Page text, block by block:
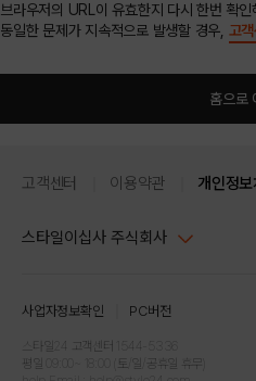
브라우저의 URL이 유효한지 다시 한번 확
동일한 문제가 지속적으로 발생할 경우, 고객
홈으로
고객센터 이용약관 개인정
스타일이십사 주식회사
주소 : 서울시 강남구 논현로 633, 6층 (논현동, 한
사업자등록번호 : 116-81-32499
통신판매업신고번호 : 제 2024-서울강남-04239
사업자정보확인 PC버전
스타일24 고객센터 1544-5336
평일 09:00~ 18:00 (토/일/공휴일 휴무)